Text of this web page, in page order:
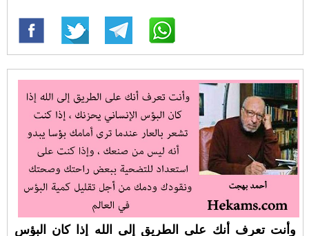
وأنت تعرف أنك على الطريق إلى الله إذا كان البؤس